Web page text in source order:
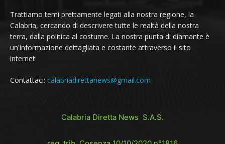
Trattiamo temi prettamente legati alla nostra regione, la
Calabria, cercando di descrivere tutte le realtà della nostra
terra, dalla politica al costume. La nostra punta di diamante è
un'informazione dettagliata e costante attraverso il sito
internet
Contattaci: calabriadirettanews@gmail.com
Calabria Diretta News S.A.S.